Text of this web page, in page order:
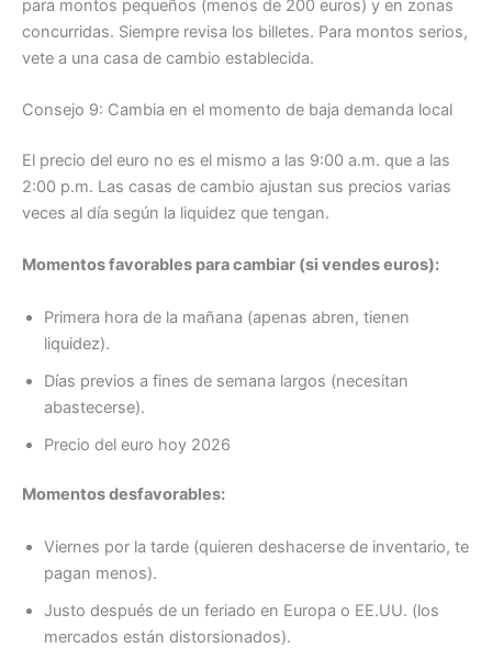
para montos pequeños (menos de 200 euros) y en zonas
concurridas. Siempre revisa los billetes. Para montos serios,
vete a una casa de cambio establecida.
Consejo 9: Cambia en el momento de baja demanda local
El precio del euro no es el mismo a las 9:00 a.m. que a las
2:00 p.m. Las casas de cambio ajustan sus precios varias
veces al día según la liquidez que tengan.
Momentos favorables para cambiar (si vendes euros):
Primera hora de la mañana (apenas abren, tienen
liquidez).
Días previos a fines de semana largos (necesitan
abastecerse).
Precio del euro hoy 2026
Momentos desfavorables:
Viernes por la tarde (quieren deshacerse de inventario, te
pagan menos).
Justo después de un feriado en Europa o EE.UU. (los
mercados están distorsionados).